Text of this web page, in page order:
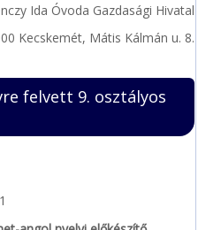
Ida Óvoda Gazdasági Hivatal
Kecskemét, Mátis Kálmán u. 8.
felvett 9. osztályos